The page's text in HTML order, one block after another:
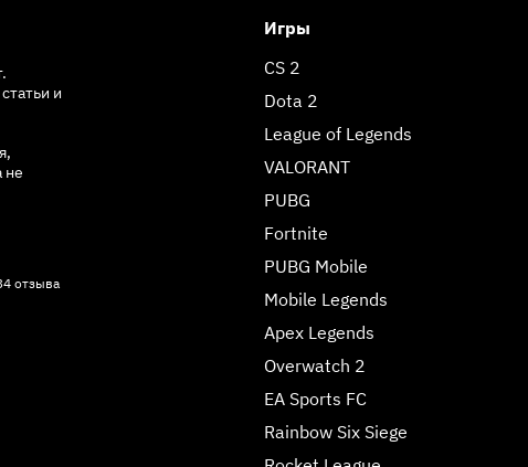
и
не
отзыва
Игры
CS 2
Dota 2
League of Legends
VALORANT
PUBG
Fortnite
PUBG Mobile
Mobile Legends
Apex Legends
Overwatch 2
EA Sports FC
Rainbow Six Siege